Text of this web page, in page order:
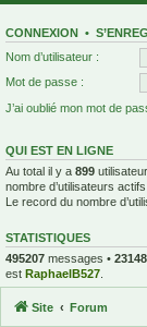
CONNEXION •
Nom d’utilisateur :
Mot de passe :
J’ai oublié mon mot de
QUI EST EN LIGNE
Au total il y a 899
nombre d’utilisateurs
Le record du nombre
STATISTIQUES
495207 messages • 23148
est RaphaelB527
Site Forum